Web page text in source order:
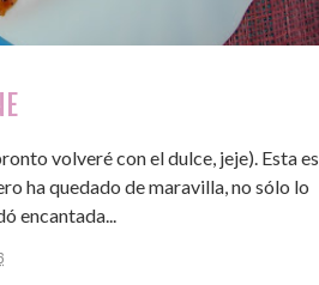
volveré con el dulce, jeje). Esta es
ha quedado de maravilla, no sólo lo
encantada...